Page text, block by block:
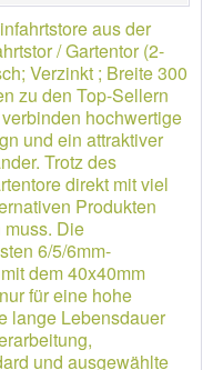
aus der
/ Gartentor (2-
Verzinkt ; Breite 300
zu den Top-Sellern
hochwertige
und ein attraktiver
Trotz des
direkt mit viel
Produkten
Die
6/5/6mm-
dem 40x40mm
für eine hohe
lange Lebensdauer
und ausgewählte